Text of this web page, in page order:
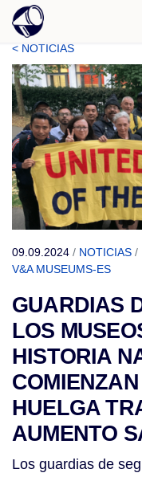
< NOTICIAS
09.09.2024 / NOTICIAS /
V&A MUSEUMS-ES
GUARDIAS
LOS
HISTORIA
HUELGA
AUMENTO
Los guardias de